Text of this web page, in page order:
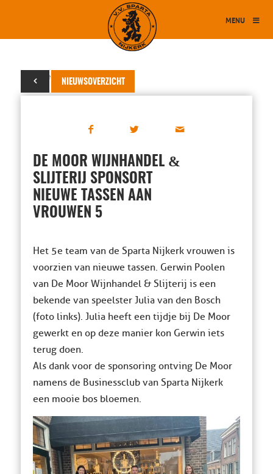
MENU
NIEUWSOVERZICHT
16 november 2020
DE MOOR WIJNHANDEL &
SLIJTERIJ SPONSORT
NIEUWE TASSEN AAN
VROUWEN 5
Het 5e team van de Sparta Nijkerk vrouwen is
voorzien van nieuwe tassen. Gerwin Poolen
van De Moor Wijnhandel & Slijterij is een
bekende van speelster Julia van den Bosch
(foto links). Julia heeft een tijdje bij De Moor
gewerkt en op deze manier kon Gerwin iets
terug doen.
Als dank voor de sponsoring ontving De Moor
namens de Businessclub van Sparta Nijkerk
een mooie bos bloemen.